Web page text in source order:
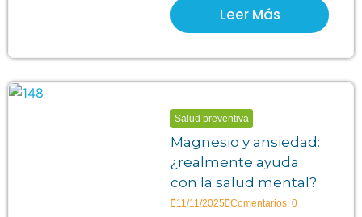
Leer Más
Salud preventiva
Magnesio y ansiedad:
¿realmente ayuda
con la salud mental?
11/11/2025 Comentarios: 0